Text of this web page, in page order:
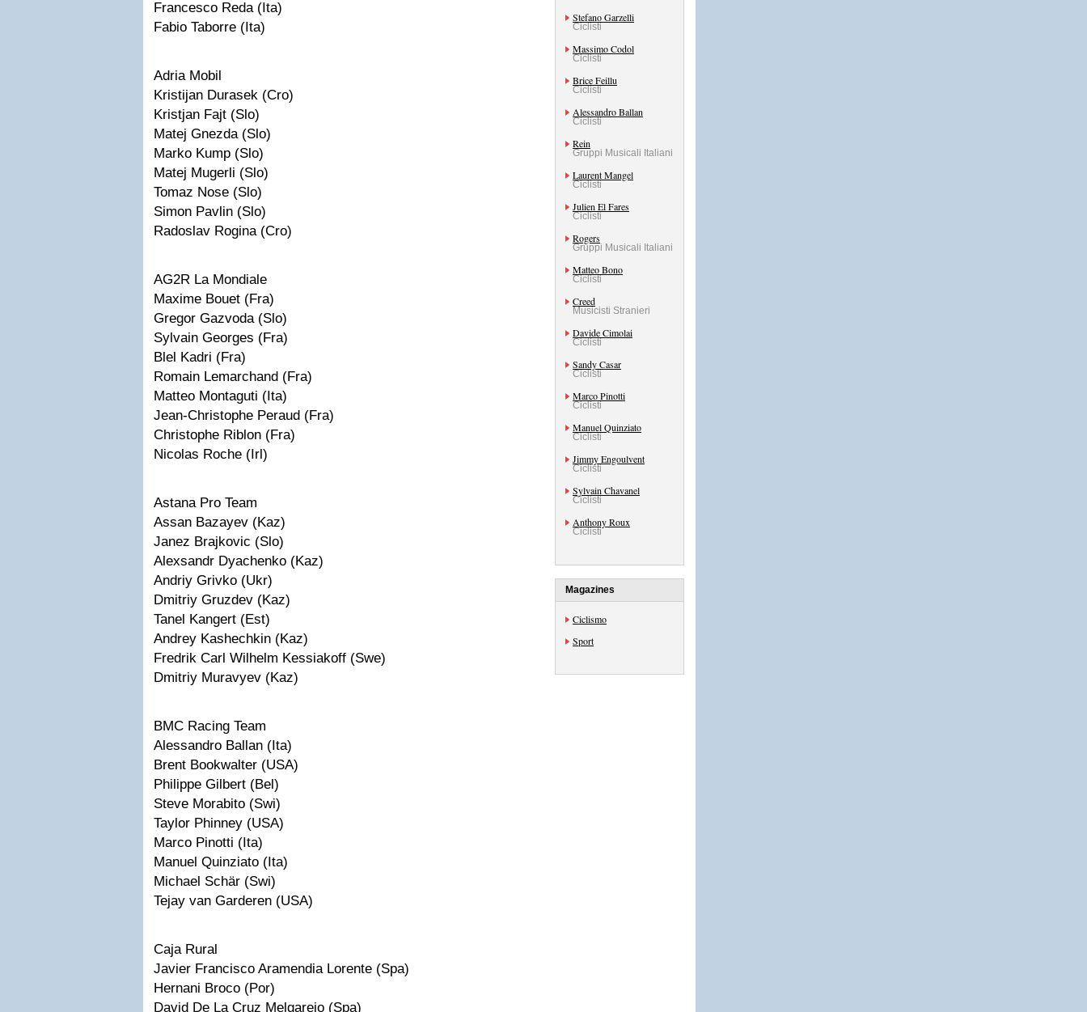
Francesco Reda (Ita)
Fabio Taborre (Ita)
Adria Mobil
Kristijan Durasek (Cro)
Kristjan Fajt (Slo)
Matej Gnezda (Slo)
Marko Kump (Slo)
Matej Mugerli (Slo)
Tomaz Nose (Slo)
Simon Pavlin (Slo)
Radoslav Rogina (Cro)
AG2R La Mondiale
Maxime Bouet (Fra)
Gregor Gazvoda (Slo)
Sylvain Georges (Fra)
Blel Kadri (Fra)
Romain Lemarchand (Fra)
Matteo Montaguti (Ita)
Jean-Christophe Peraud (Fra)
Christophe Riblon (Fra)
Nicolas Roche (Irl)
Astana Pro Team
Assan Bazayev (Kaz)
Janez Brajkovic (Slo)
Alexsandr Dyachenko (Kaz)
Andriy Grivko (Ukr)
Dmitriy Gruzdev (Kaz)
Tanel Kangert (Est)
Andrey Kashechkin (Kaz)
Fredrik Carl Wilhelm Kessiakoff (Swe)
Dmitriy Muravyev (Kaz)
BMC Racing Team
Alessandro Ballan (Ita)
Brent Bookwalter (USA)
Philippe Gilbert (Bel)
Steve Morabito (Swi)
Taylor Phinney (USA)
Marco Pinotti (Ita)
Manuel Quinziato (Ita)
Michael Schär (Swi)
Tejay van Garderen (USA)
Caja Rural
Javier Francisco Aramendia Lorente (Spa)
Hernani Broco (Por)
David De La Cruz Melgarejo (Spa)
Stefano Garzelli
Ciclisti
Massimo Codol
Ciclisti
Brice Feillu
Ciclisti
Alessandro Ballan
Ciclisti
Rein
Gruppi Musicali Italiani
Laurent Mangel
Ciclisti
Julien El Fares
Ciclisti
Rogers
Gruppi Musicali Italiani
Matteo Bono
Ciclisti
Creed
Musicisti Stranieri
Davide Cimolai
Ciclisti
Sandy Casar
Ciclisti
Marco Pinotti
Ciclisti
Manuel Quinziato
Ciclisti
Jimmy Engoulvent
Ciclisti
Sylvain Chavanel
Ciclisti
Anthony Roux
Ciclisti
Magazines
Ciclismo
Sport